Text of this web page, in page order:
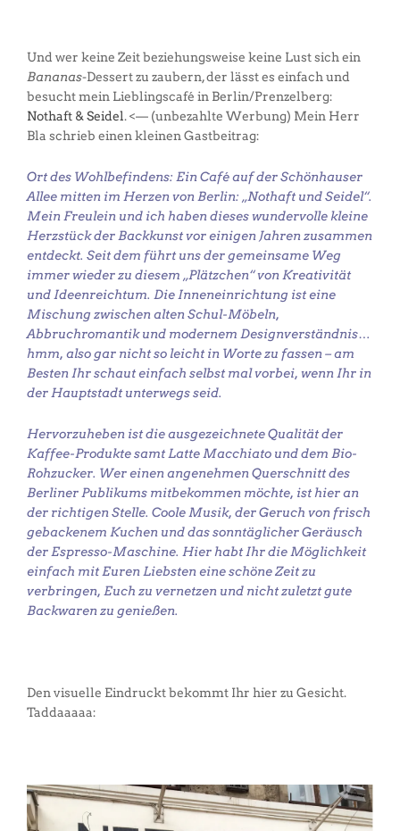
Und wer keine Zeit beziehungsweise keine Lust sich ein
Bananas-Dessert zu zaubern, der lässt es einfach und
besucht mein Lieblingscafé in Berlin/Prenzelberg:
Nothaft & Seidel. <— (unbezahlte Werbung) Mein Herr
Bla schrieb einen kleinen Gastbeitrag:
Ort des Wohlbefindens: Ein Café auf der Schönhauser
Allee mitten im Herzen von Berlin: „Nothaft und Seidel“.
Mein Freulein und ich haben dieses wundervolle kleine
Herzstück der Backkunst vor einigen Jahren zusammen
entdeckt. Seit dem führt uns der gemeinsame Weg
immer wieder zu diesem „Plätzchen“ von Kreativität
und Ideenreichtum. Die Inneneinrichtung ist eine
Mischung zwischen alten Schul-Möbeln,
Abbruchromantik und modernem Designverständnis…
hmm, also gar nicht so leicht in Worte zu fassen – am
Besten Ihr schaut einfach selbst mal vorbei, wenn Ihr in
der Hauptstadt unterwegs seid.
Hervorzuheben ist die ausgezeichnete Qualität der
Kaffee-Produkte samt Latte Macchiato und dem Bio-
Rohzucker. Wer einen angenehmen Querschnitt des
Berliner Publikums mitbekommen möchte, ist hier an
der richtigen Stelle. Coole Musik, der Geruch von frisch
gebackenem Kuchen und das sonntäglicher Geräusch
der Espresso-Maschine. Hier habt Ihr die Möglichkeit
einfach mit Euren Liebsten eine schöne Zeit zu
verbringen, Euch zu vernetzen und nicht zuletzt gute
Backwaren zu genießen.
Den visuelle Eindruckt bekommt Ihr hier zu Gesicht.
Taddaaaaa: